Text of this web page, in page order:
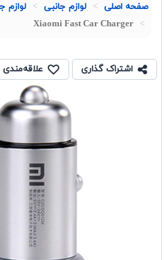
صفحه اصلی لوازم جانبی لوازم
Xiaomi Fast Car Charger
اشتراک گذاری علاقه‌مندی